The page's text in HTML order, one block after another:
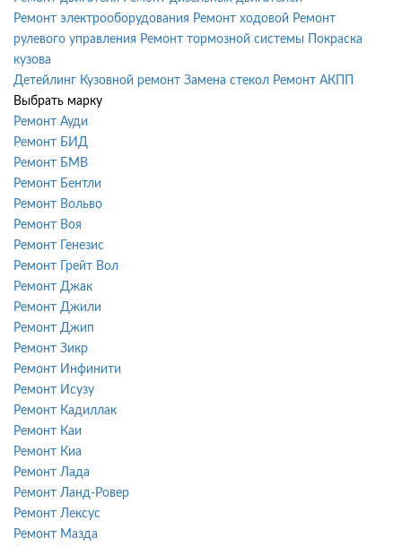
Ремонт электрооборудования Ремонт ходовой Ремонт
рулевого управления Ремонт тормозной системы
Покраска
кузова
Детейлинг Кузовной ремонт Замена стекол Ремонт АКПП
Выбрать марку
Ремонт Ауди
Ремонт БИД
Ремонт БМВ
Ремонт Бентли
Ремонт Вольво
Ремонт Воя
Ремонт Генезис
Ремонт Грейт Вол
Ремонт Джак
Ремонт Джили
Ремонт Джип
Ремонт Зикр
Ремонт Инфинити
Ремонт Исузу
Ремонт Кадиллак
Ремонт Каи
Ремонт Киа
Ремонт Лада
Ремонт Ланд-Ровер
Ремонт Лексус
Ремонт Мазда